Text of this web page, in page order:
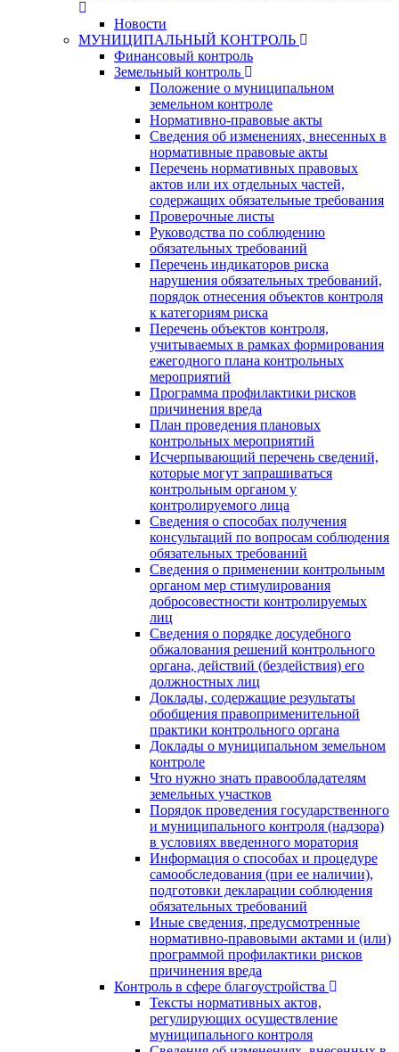
Новости
МУНИЦИПАЛЬНЫЙ КОНТРОЛЬ
Финансовый контроль
Земельный контроль
Положение о муниципальном
земельном контроле
Нормативно-правовые акты
Сведения об изменениях, внесенных в
нормативные правовые акты
Перечень нормативных правовых
актов или их отдельных частей,
содержащих обязательные требования
Проверочные листы
Руководства по соблюдению
обязательных требований
Перечень индикаторов риска
нарушения обязательных требований,
порядок отнесения объектов контроля
к категориям риска
Перечень объектов контроля,
учитываемых в рамках формирования
ежегодного плана контрольных
мероприятий
Программа профилактики рисков
причинения вреда
План проведения плановых
контрольных мероприятий
Исчерпывающий перечень сведений,
которые могут запрашиваться
контрольным органом у
контролируемого лица
Сведения о способах получения
консультаций по вопросам соблюдения
обязательных требований
Сведения о применении контрольным
органом мер стимулирования
добросовестности контролируемых
лиц
Сведения о порядке досудебного
обжалования решений контрольного
органа, действий (бездействия) его
должностных лиц
Доклады, содержащие результаты
обобщения правоприменительной
практики контрольного органа
Доклады о муниципальном земельном
контроле
Что нужно знать правообладателям
земельных участков
Порядок проведения государственного
и муниципального контроля (надзора)
в условиях введенного моратория
Информация о способах и процедуре
самообследования (при ее наличии),
подготовки декларации соблюдения
обязательных требований
Иные сведения, предусмотренные
нормативно-правовыми актами и (или)
программой профилактики рисков
причинения вреда
Контроль в сфере благоустройства
Тексты нормативных актов,
регулирующих осуществление
муниципального контроля